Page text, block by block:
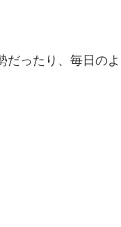
だったり、毎日の